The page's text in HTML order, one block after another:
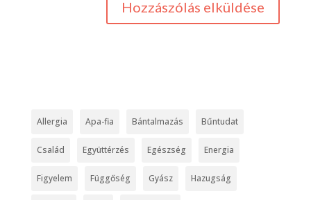
Allergia Apa-fia Bántalmazás Bűntudat
Család Együttérzés Egészség Energia
Figyelem Függőség Gyász Hazugság